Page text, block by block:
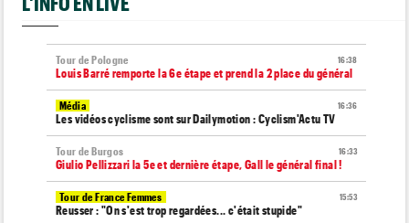
16:38
Tour de Pologne
Louis Barré remporte la 6e étape et prend la 2 place du général
16:36
Média
Les vidéos cyclisme sont sur Dailymotion : Cyclism'Actu TV
16:33
Tour de Burgos
Giulio Pellizzari la 5e et dernière étape, Gall le général final !
15:53
Tour de France Femmes
Reusser : "On s'est trop regardées... c'était stupide"